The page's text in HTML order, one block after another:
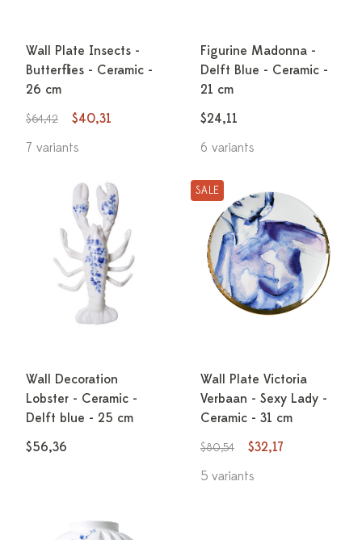
Wall Plate Insects -
Butterflies - Ceramic -
26 cm
$64,42
$40,31
7 variants
Figurine Madonna -
Delft Blue - Ceramic -
21 cm
$24,11
6 variants
Wall Decoration
Lobster - Ceramic -
Delft blue - 25 cm
$56,36
SALE
Wall Plate Victoria
Verbaan - Sexy Lady -
Ceramic - 31 cm
$80,54
$32,17
5 variants